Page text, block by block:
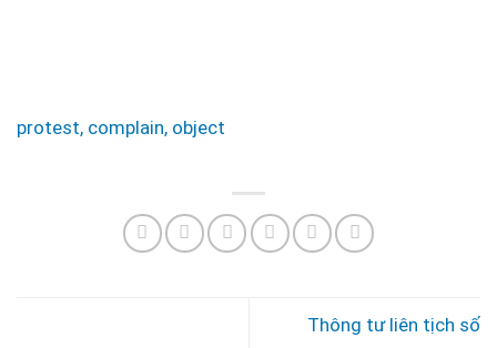
protest, complain, object
Thông tư liên tịch số